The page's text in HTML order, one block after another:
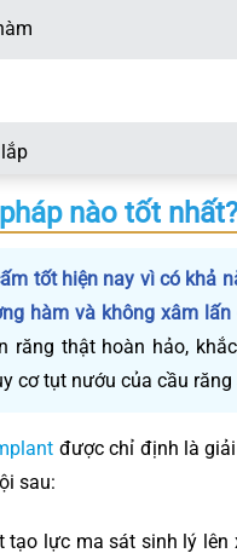
nào tốt nhất?
tốt hiện nay vì có khả
hàm và không xâm lấn
răng thật hoàn hảo,
cơ tụt nướu của cầu răng
được chỉ định là
sau:
tạo lực ma sát sinh lý lên